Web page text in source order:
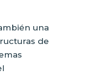
una
de